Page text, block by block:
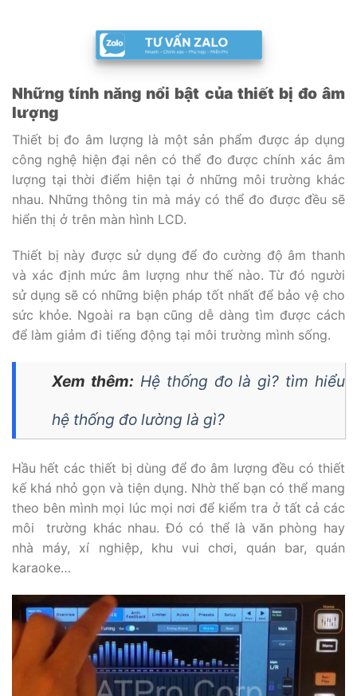
Những tính năng nổi bật của thiết bị đo âm
lượng
Thiết bị đo âm lượng là một sản phẩm được áp dụng
công nghệ hiện đại nên có thể đo được chính xác âm
lượng tại thời điểm hiện tại ở những môi trường khác
nhau. Những thông tin mà máy có thể đo được đều sẽ
hiển thị ở trên màn hình LCD.
Thiết bị này được sử dụng để đo cường độ âm thanh
và xác định mức âm lượng như thế nào. Từ đó người
sử dụng sẽ có những biện pháp tốt nhất để bảo vệ cho
sức khỏe. Ngoài ra bạn cũng dễ dàng tìm được cách
để làm giảm đi tiếng động tại môi trường mình sống.
Xem thêm: Hệ thống đo là gì? tìm hiểu
hệ thống đo lường là gì?
Hầu hết các thiết bị dùng để đo âm lượng đều có thiết
kế khá nhỏ gọn và tiện dụng. Nhờ thế bạn có thể mang
theo bên mình mọi lúc mọi nơi để kiểm tra ở tất cả các
môi trường khác nhau. Đó có thể là văn phòng hay
nhà máy, xí nghiệp, khu vui chơi, quán bar, quán
karaoke…